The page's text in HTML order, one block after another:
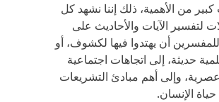
من الأهمية، ذلك إننا نشهد كل
لتفسير الآيات والأحاديث على
للمفسرين أن يهتدوا فيها لكشوف، أو
حديثة، إلى اتجاهات اجتماعية
وإلى أهم مبادئ التشريعات
الإنسان.